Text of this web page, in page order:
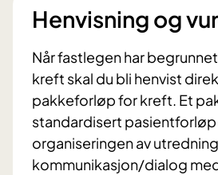
Henvisning og
Når fastlegen har
kreft skal du bli henvist
pakkeforløp for kreft. Et
standardisert
organiseringen av
kommunikasjon/dialog